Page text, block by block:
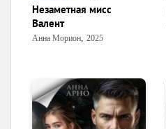
Незаметная мисс
Валент
Анна Морион 2025